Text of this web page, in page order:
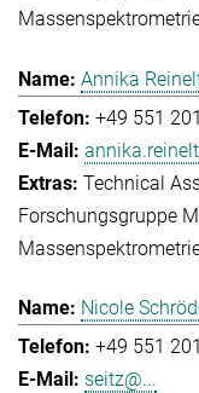
Annika
+49 551
Technical
Forschungsgruppe
Nicole
+49 551
seitz@...